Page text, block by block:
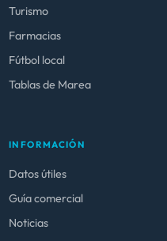
Turismo
Farmacias
Fútbol local
Tablas de Marea
INFORMACIÓN
Datos útiles
Guía comercial
Noticias